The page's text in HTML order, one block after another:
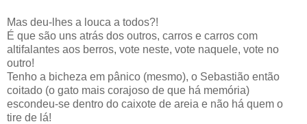
Mas deu-lhes a louca a todos?!
É que são uns atrás dos outros, carros e carros com
altifalantes aos berros, vote neste, vote naquele, vote no
outro!
Tenho a bicheza em pânico (mesmo), o Sebastião então
coitado (o gato mais corajoso de que há memória)
escondeu-se dentro do caixote de areia e não há quem o
tire de lá!